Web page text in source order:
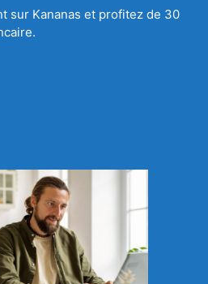
sur Kananas et profitez de 30